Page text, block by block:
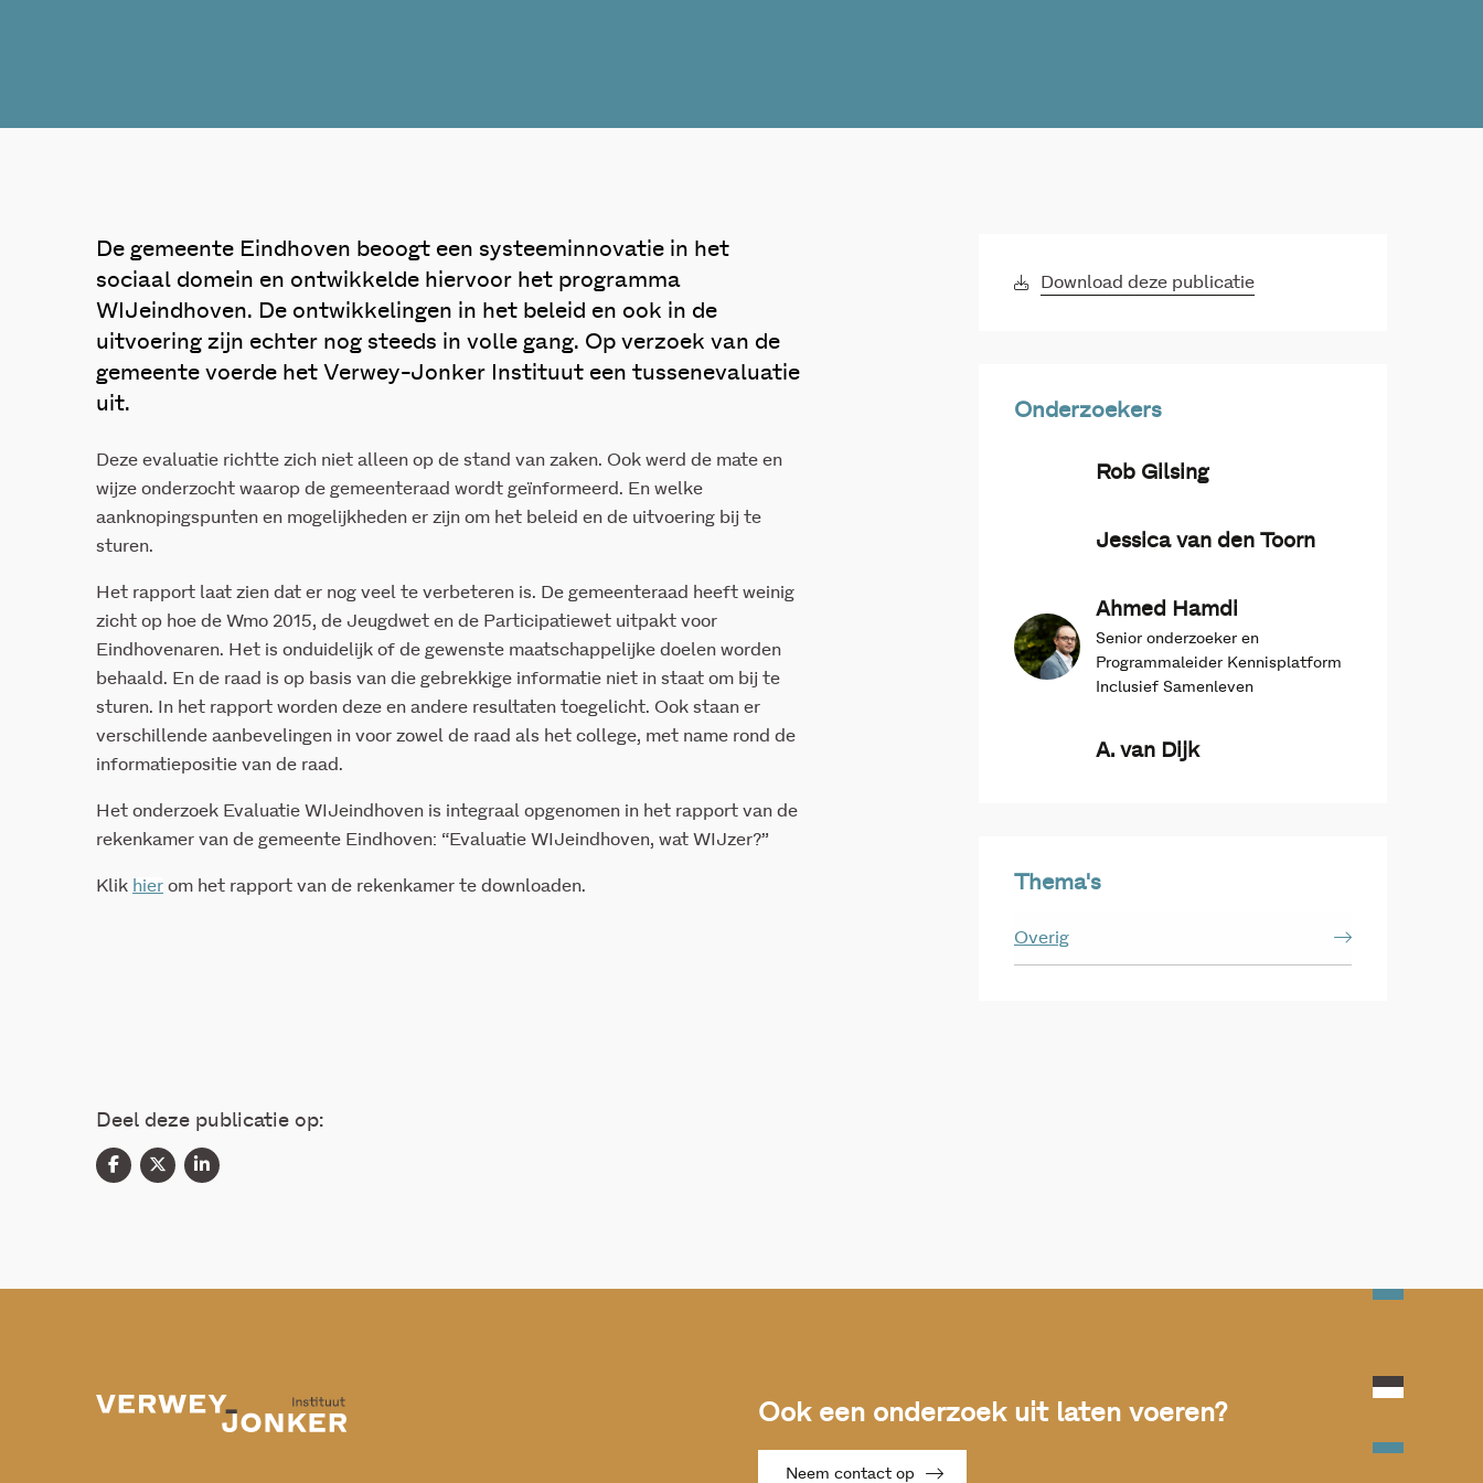
De gemeente Eindhoven beoogt een systeeminnovatie in het
sociaal domein en ontwikkelde hiervoor het programma
WIJeindhoven. De ontwikkelingen in het beleid en ook in de
uitvoering zijn echter nog steeds in volle gang. Op verzoek van de
gemeente voerde het Verwey-Jonker Instituut een tussenevaluatie
uit.
Deze evaluatie richtte zich niet alleen op de stand van zaken. Ook werd de mate en
wijze onderzocht waarop de gemeenteraad wordt geïnformeerd. En welke
aanknopingspunten en mogelijkheden er zijn om het beleid en de uitvoering bij te
sturen.
Het rapport laat zien dat er nog veel te verbeteren is. De gemeenteraad heeft weinig
zicht op hoe de Wmo 2015, de Jeugdwet en de Participatiewet uitpakt voor
Eindhovenaren. Het is onduidelijk of de gewenste maatschappelijke doelen worden
behaald. En de raad is op basis van die gebrekkige informatie niet in staat om bij te
sturen. In het rapport worden deze en andere resultaten toegelicht. Ook staan er
verschillende aanbevelingen in voor zowel de raad als het college, met name rond de
informatiepositie van de raad.
Het onderzoek Evaluatie WIJeindhoven is integraal opgenomen in het rapport van de
rekenkamer van de gemeente Eindhoven: “Evaluatie WIJeindhoven, wat WIJzer?”
Klik hier om het rapport van de rekenkamer te downloaden.
Download deze publicatie
Onderzoekers
Rob Gilsing
Jessica van den Toorn
Ahmed Hamdi
Senior onderzoeker en
Programmaleider Kennisplatform
Inclusief Samenleven
A. van Dijk
Thema's
Overig
Deel deze publicatie op:
Ook een onderzoek uit laten voeren?
Neem contact op